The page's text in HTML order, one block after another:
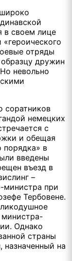
в своем лице
отряды
дружин
невольно
соратников
немецких
с
и обещая
порядка» в
введены
въезд в
–
министра при
Тербовене.
министра-
Однако
страны
назначенный на